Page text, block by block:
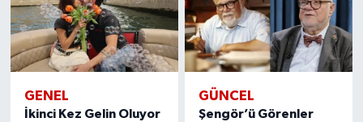
GENEL
İkinci Kez Gelin Oluyor
GÜNCEL
Şengör’ü Görenler